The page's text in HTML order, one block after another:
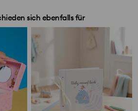
sich ebenfalls für